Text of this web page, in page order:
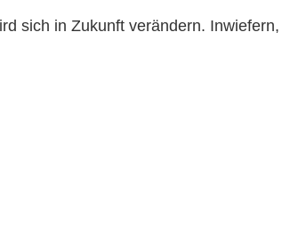
sich in Zukunft verändern.